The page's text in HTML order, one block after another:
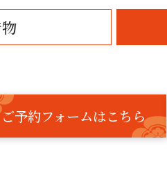
ご予約フォームはこちら